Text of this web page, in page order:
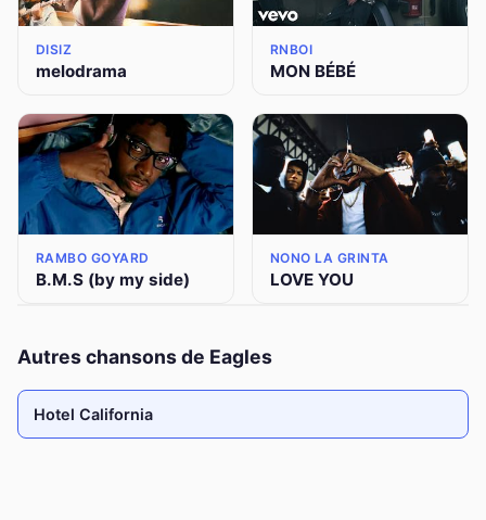
DISIZ
melodrama
RNBOI
MON BÉBÉ
RAMBO GOYARD
B.M.S (by my side)
NONO LA GRINTA
LOVE YOU
Autres chansons de Eagles
Hotel California